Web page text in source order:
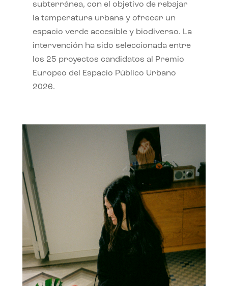
subterránea, con el objetivo de rebajar
la temperatura urbana y ofrecer un
espacio verde accesible y biodiverso. La
intervención ha sido seleccionada entre
los 25 proyectos candidatos al Premio
Europeo del Espacio Público Urbano
2026.